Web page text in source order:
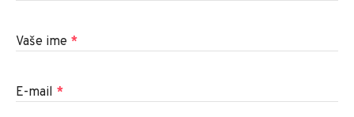
Vaše ime *
E-mail *